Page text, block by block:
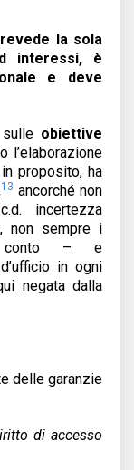
la sola
interessi, è
e deve
obiettive
l’elaborazione
proposito, ha
13 ancorché non
incertezza
non sempre i
conto – e
in ogni
negata dalla
delle garanzie
di accesso